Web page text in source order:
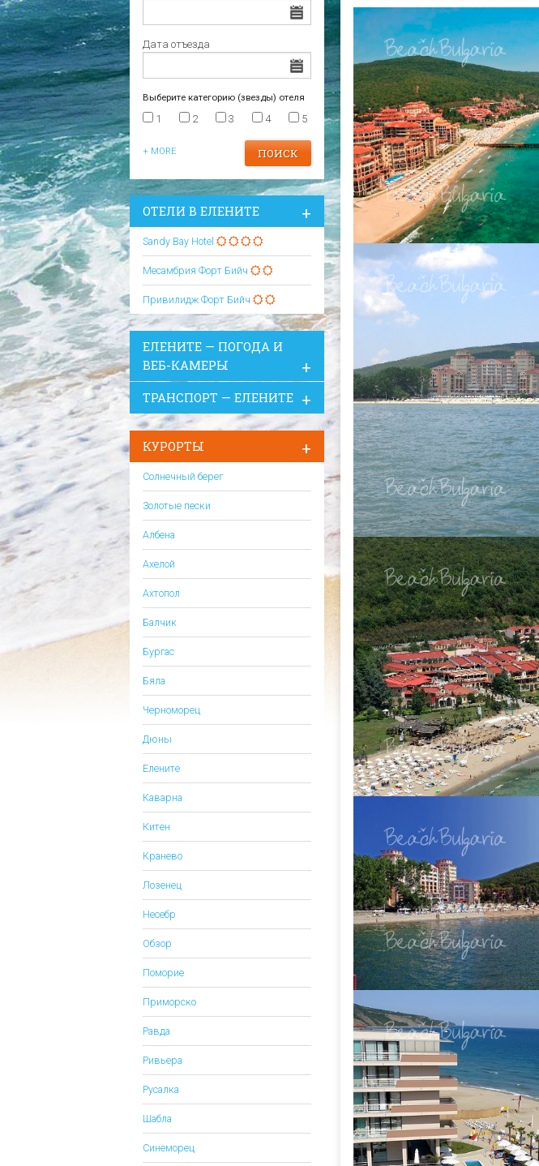
Варна
Св. Св.
Елена
Елена
Отели в Царево
Отели в Варне
Дата отъезда
Выберите категорию (звезды) отеля
1 2 3 4 5
+ MORE
ОТЕЛИ В ЕЛЕНИТЕ
Sandy Bay Hotel
Месамбрия Форт Бийч
Привилидж Форт Бийч
ЕЛЕНИТЕ — ПОГОДА И
ВЕБ-КАМЕРЫ
ТРАНСПОРТ — ЕЛЕНИТЕ
КУРОРТЫ
Солнечный берег
Золотые пески
Албена
Ахелой
Ахтопол
Балчик
Бургас
Бяла
Черноморец
Дюны
Елените
Каварна
Китен
Кранево
Лозенец
Несебр
Обзор
Поморие
Приморско
Равда
Ривьера
Русалка
Шабла
Синеморец